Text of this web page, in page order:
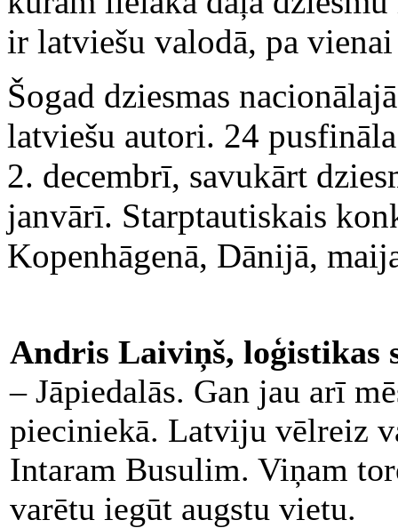
ir latviešu valodā, pa
Šogad dziesmas
latviešu autori. 24
2. decembrī, savukārt
janvārī. Starptautiskais
Kopenhāgenā, Dānijā,
Andris Laiviņš, loģistikas
– Jāpiedalās. Gan jau arī
pieciniekā. Latviju vēlreiz
Intaram Busulim. Viņam
varētu iegūt augstu vietu.